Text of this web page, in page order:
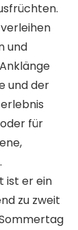
und
und der
für
ist er ein
zu zweit